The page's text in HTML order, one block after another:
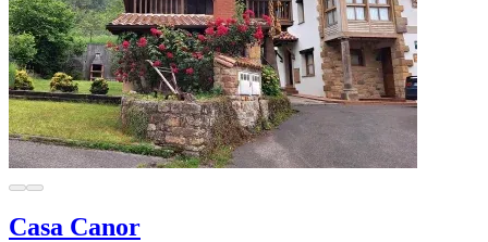
Casa Canor